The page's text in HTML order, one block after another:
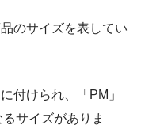
のサイズを表してい
付けられ、「PM」
サイズがありま